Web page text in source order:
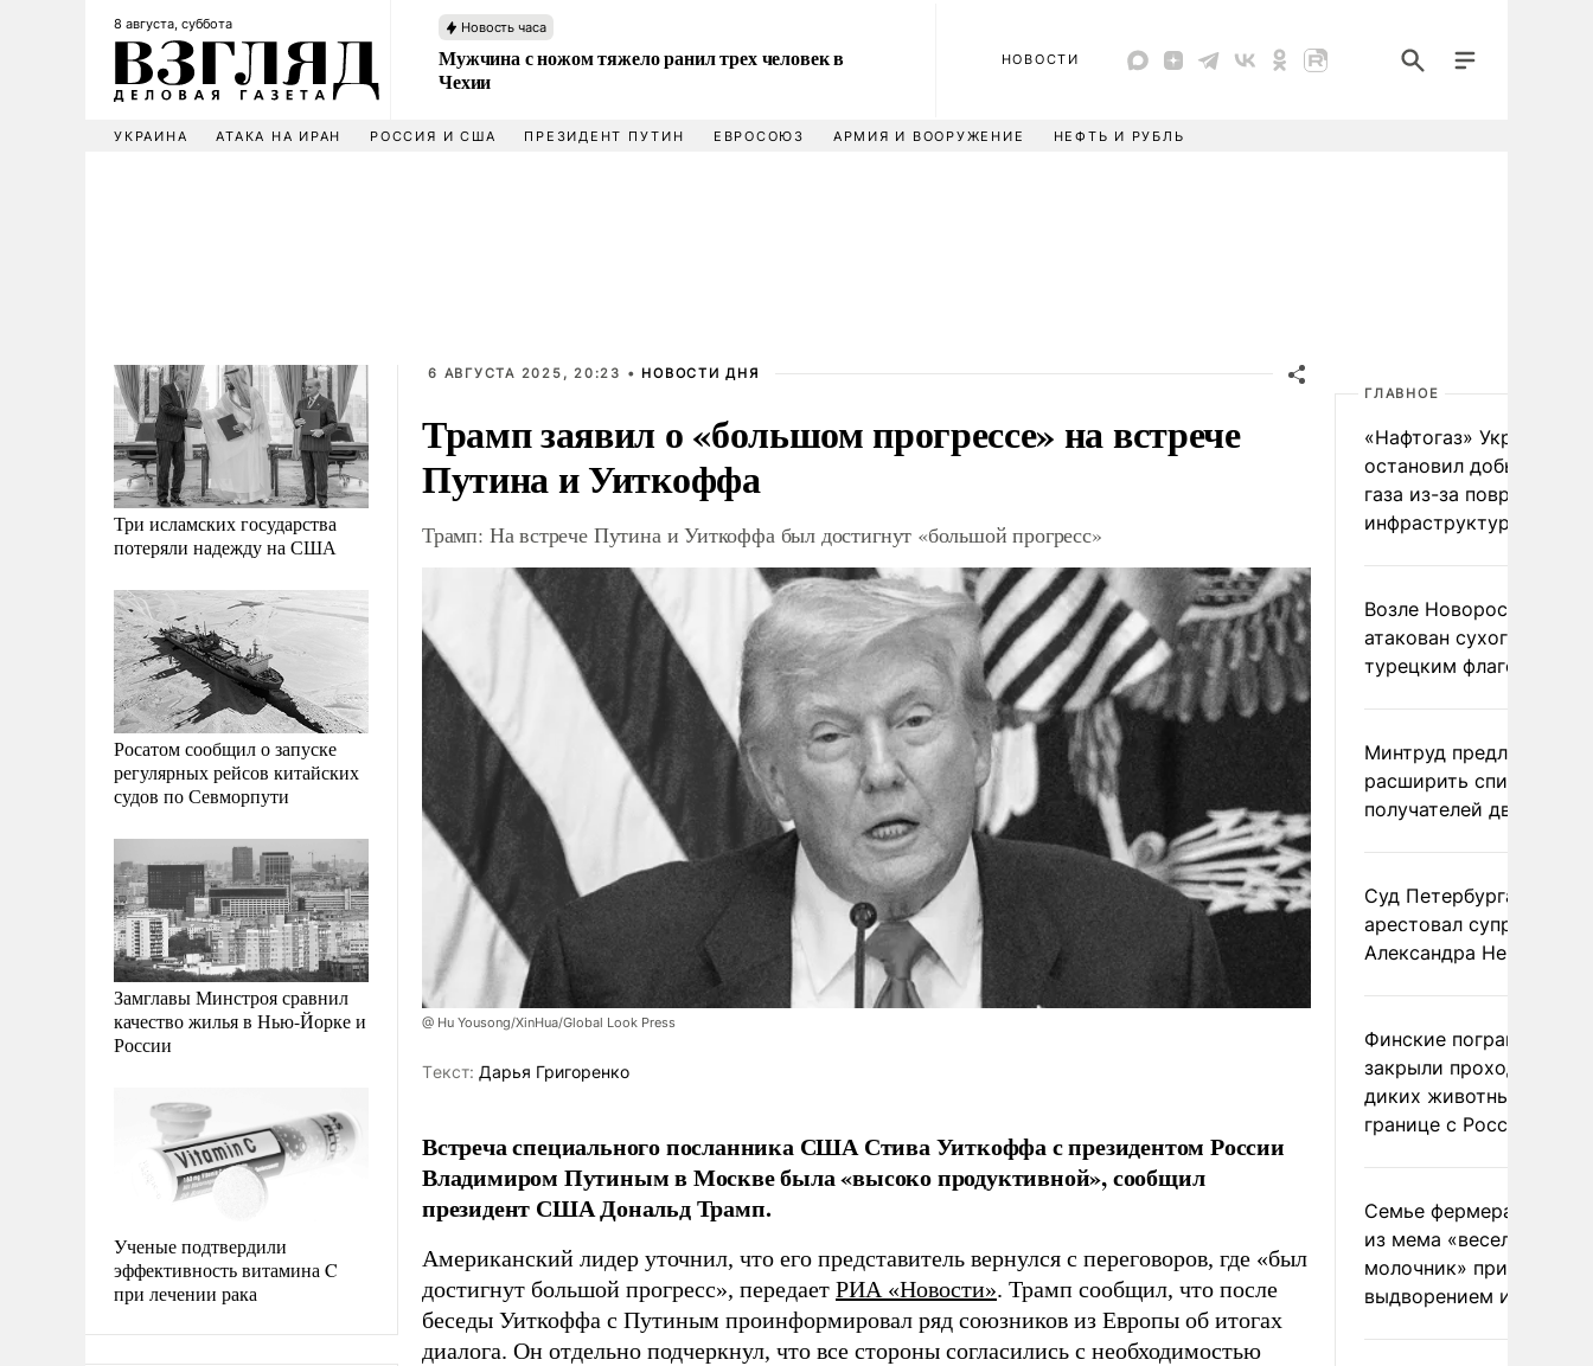
8 августа, суббота Новость часа
Мужчина с ножом тяжело ранил трех человек в
Чехии
НОВОСТИ
УКРАИНА АТАКА НА ИРАН РОССИЯ И США ПРЕЗИДЕНТ ПУТИН ЕВРОСОЮЗ АРМИЯ И ВООРУЖЕНИЕ НЕФТЬ И РУБЛЬ
Три исламских государства
потеряли надежду на США
Росатом сообщил о запуске
регулярных рейсов китайских
судов по Севморпути
Замглавы Минстроя сравнил
качество жилья в Нью-Йорке и
России
Ученые подтвердили
эффективность витамина C
при лечении рака
6 АВГУСТА 2025, 20:23 • НОВОСТИ ДНЯ
Трамп заявил о «большом прогрессе» на встрече
Путина и Уиткоффа
Трамп: На встрече Путина и Уиткоффа был достигнут «большой прогресс»
@ Hu Yousong/XinHua/Global Look Press
Tекст: Дарья Григоренко
Встреча специального посланника США Стива Уиткоффа с президентом России
Владимиром Путиным в Москве была «высоко продуктивной», сообщил
президент США Дональд Трамп.
Американский лидер уточнил, что его представитель вернулся с переговоров, где «был
достигнут большой прогресс», передает РИА «Новости». Трамп сообщил, что после
беседы Уиткоффа с Путиным проинформировал ряд союзников из Европы об итогах
диалога. Он отдельно подчеркнул, что все стороны согласились с необходимостью
ГЛАВНОЕ
«Нафтогаз» Украины
остановил добычу
газа из-за повреждения
инфраструктуры
Возле Новороссийска
атакован сухогруз под
турецким флагом
Минтруд предложил
расширить список
получателей двух
Суд Петербурга заочно
арестовал супругу
Александра Невзорова
Финские пограничники
закрыли проходы для
диких животных на
границе с Россией
Семье фермера
из мема «веселый
молочник» пригрозили
выдворением из